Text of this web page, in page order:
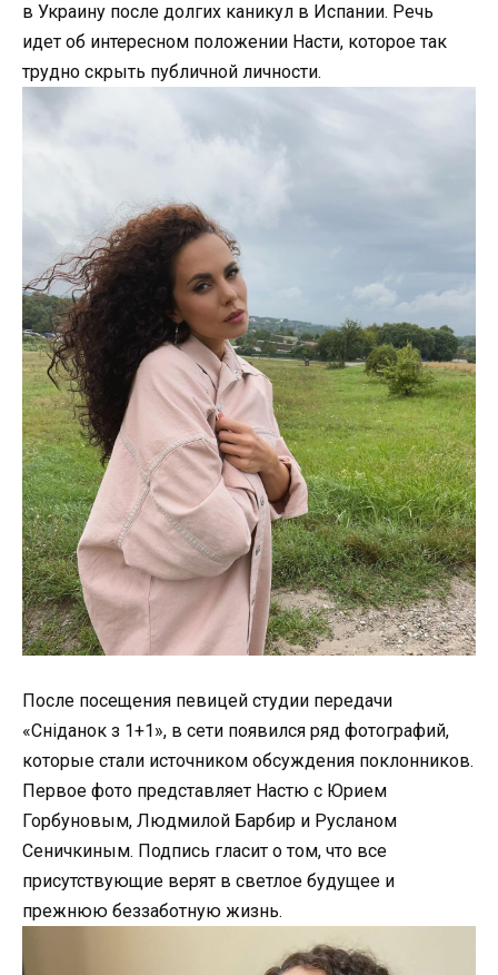
в Украину после долгих каникул в Испании. Речь
идет об интересном положении Насти, которое так
трудно скрыть публичной личности.
После посещения певицей студии передачи
«Сніданок з 1+1», в сети появился ряд фотографий,
которые стали источником обсуждения поклонников.
Первое фото представляет Настю с Юрием
Горбуновым, Людмилой Барбир и Русланом
Сеничкиным. Подпись гласит о том, что все
присутствующие верят в светлое будущее и
прежнюю беззаботную жизнь.